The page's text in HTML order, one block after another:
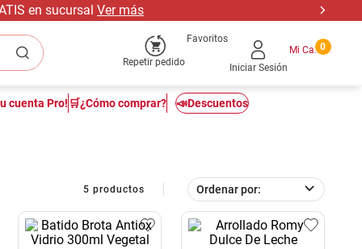
en sucursal Ver más
Repetir pedido
Favoritos
Iniciar Sesión
0
cuenta Pro! 🛒¿Cómo comprar? 📣Descuentos
5 productos Ordenar por